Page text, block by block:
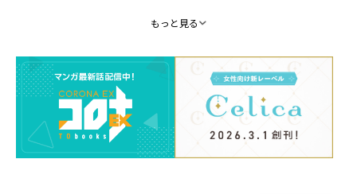
書き下ろし番外編巻末収録！
書き下ろし番外編「弟子の餌付けは師匠の役目」
「師匠！ 靴下片っぽどこに脱いだんですか！」
呪われて天涯孤独になったあの日、汚城での奇妙な同居
生活が始まった。拾われ弟子アリアが言えない恋心を抱
もっと見る